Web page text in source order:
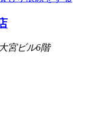
宮ビル6階